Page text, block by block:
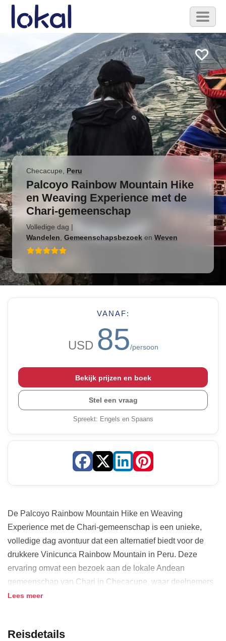
Skip to main content
Toggle
Checacupe Peru
Palcoyo Rainbow Mountain Hike
en Weaving Experience met de
Chari-gemeenschap
Volledige dag |
Wandelen Gemeenschapsbezoek en Weven
De Palcoyo Rainbow Mountain Hike en Weaving
Experience met de Chari-gemeenschap is een unieke,
volledige dag avontuur dat een alternatief biedt voor de
drukkere Vinicunca Rainbow Mountain in Peru. Deze
ervaring omvat een bezoek aan de lokale Andean
gemeenschap van Chari in Checacupe, waar deelnemers
traditionele weeftechnieken kunnen leren en zich kunnen
Rainbow Mountains, Palcoyo, biedt adembenemende
Lees meer
Reisdetails
VANAF:
USD 85/persoon
Bekijk prijzen en boek
Stel een vraag
Spreekt: Engels en Spaans